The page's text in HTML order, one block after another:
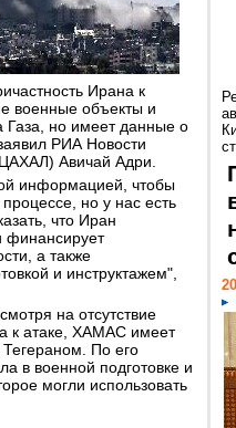
Ирана к
военные объекты и
Газа, но имеет данные о
РИА Новости
Авичай Адри.
информацией, чтобы
но у нас есть
что Иран
а также
и инструктажем",
на отсутствие
к атаке, ХАМАС имеет
Тегераном. По его
в военной подготовке и
могли использовать